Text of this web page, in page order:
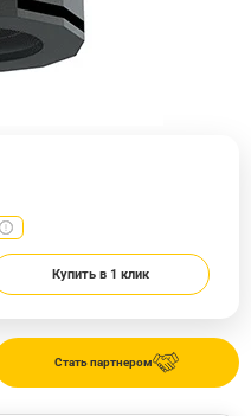
Стать партнером
Купить в 1 клик